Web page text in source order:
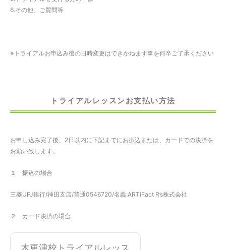
6.その他、ご質問等
※トライアルお申込み後の日時変更はできかねます事を何卒ご了承ください
トライアルレッスンお支払い方法
お申し込み完了後、2日以内に下記までにお振込または、カードでの決済を
お願い致します。
１ 振込の場合
三菱UFJ銀行/神田支店/普通0546720/名義:ARTiFact R’s株式会社
２ カード決済の場合